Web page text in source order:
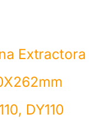
Extractora
DY110